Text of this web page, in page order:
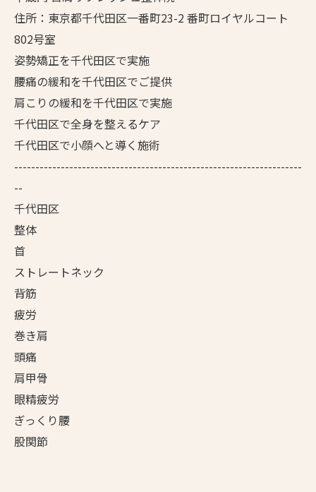
住所：東京都千代田区一番町23-2 番町ロイヤルコート
802号室
姿勢矯正を千代田区で実施
腰痛の緩和を千代田区でご提供
肩こりの緩和を千代田区で実施
千代田区で全身を整えるケア
千代田区で小顔へと導く施術
--------------------------------------------------------------------
--
千代田区
整体
首
ストレートネック
背筋
疲労
巻き肩
頭痛
肩甲骨
眼精疲労
ぎっくり腰
股関節